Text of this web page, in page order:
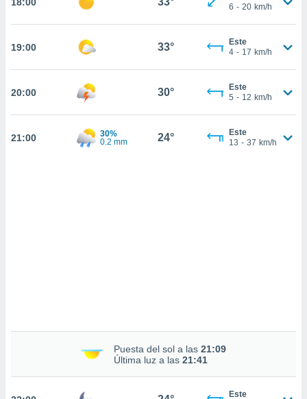
en
y
cookies
6 - 20 km/h
19:00 33°
Este
4 - 17 km/h
20:00 30°
Este
5 - 12 km/h
21:00
30%
0.2 mm
24°
Este
13 - 37 km/h
Puesta del sol a las 21:09
Última luz a las 21:41
Este